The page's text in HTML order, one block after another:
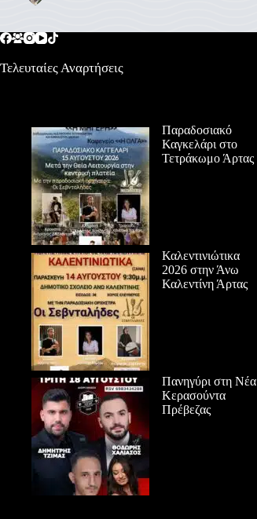
Τελευταίες Αναρτήσεις
Παραδοσιακό
Καγκελάρι στο
Τετράκωμο Άρτας
Καλεντινιώτικα
2026 στην Άνω
Καλεντίνη Άρτας
Πανηγύρι στη Νέα
Κερασούντα
Πρέβεζας